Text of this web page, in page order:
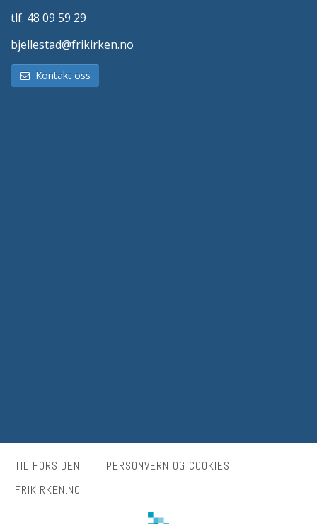
tlf. 48 09 59 29
bjellestad@frikirken.no
Kontakt oss
TIL FORSIDEN
PERSONVERN OG COOKIES
FRIKIRKEN.NO